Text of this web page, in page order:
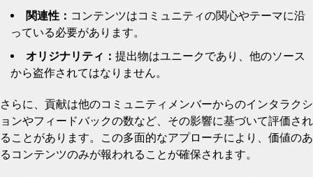
関連性： コンテンツはコミュニティの関心やテーマに沿
っている必要があります。
オリジナリティ： 提出物はユニークであり、他のソース
から盗作されてはなりません。
さらに、貢献は他のコミュニティメンバーからのインタラクシ
ョンやフィードバックの数など、その影響に基づいて評価され
ることがあります。この多面的なアプローチにより、価値のあ
るコンテンツのみが報われることが確保されます。